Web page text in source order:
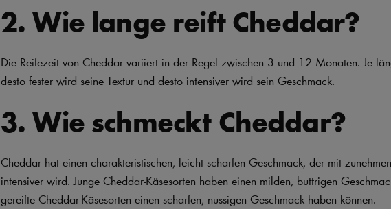
2. Wie lange reift Cheddar?
Die Reifezeit von Cheddar variiert in der Regel zwischen 3 und 12 Monaten. Je
desto fester wird seine Textur und desto intensiver wird sein Geschmack.
3. Wie schmeckt Cheddar?
Cheddar hat einen charakteristischen, leicht scharfen Geschmack, der mit
intensiver wird. Junge Cheddar-Käsesorten haben einen milden, buttrigen
gereifte Cheddar-Käsesorten einen scharfen, nussigen Geschmack haben können.